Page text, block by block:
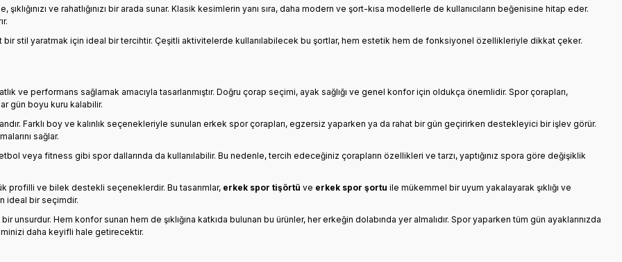
ve rahatlığınızı bir arada sunar. Klasik kesimlerin yanı sıra, daha modern ve şort-kısa modellerle de kullanıcıların beğenisine hitap eder.
stil yaratmak için ideal bir tercihtir. Çeşitli aktivitelerde kullanılabilecek bu şortlar, hem estetik hem de fonksiyonel özellikleriyle dikkat çeker.
ve performans sağlamak amacıyla tasarlanmıştır. Doğru çorap seçimi, ayak sağlığı ve genel konfor için oldukça önemlidir. Spor çorapları,
gün boyu kuru kalabilir.
Farklı boy ve kalınlık seçenekleriyle sunulan erkek spor çorapları, egzersiz yaparken ya da rahat bir gün geçirirken destekleyici bir işlev görür.
sağlar.
veya fitness gibi spor dallarında da kullanılabilir. Bu nedenle, tercih edeceğiniz çorapların özellikleri ve tarzı, yaptığınız spora göre değişiklik
profilli ve bilek destekli seçeneklerdir. Bu tasarımlar, erkek spor tişörtü ve erkek spor şortu ile mükemmel bir uyum yakalayarak şıklığı ve
ideal bir seçimdir.
Hem konfor sunan hem de şıklığına katkıda bulunan bu ürünler, her erkeğin dolabında yer almalıdır. Spor yaparken tüm gün ayaklarınızda
daha keyifli hale getirecektir.